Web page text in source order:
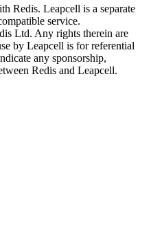
Redis. Leapcell is a separate
service.
Ltd. Any rights therein are
by Leapcell is for referential
any sponsorship,
Redis and Leapcell.